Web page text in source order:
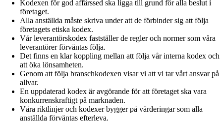
Kodexen för god affärssed ska ligga till grund för alla beslut i
företaget.
Alla anställda måste skriva under att de förbinder sig att följa
företagets etiska kodex.
Vår leverantörskodex fastställer de regler och normer som våra
leverantörer förväntas följa.
Det finns en klar koppling mellan att följa vår interna kodex och
att öka lönsamheten.
Genom att följa branschkodexen visar vi att vi tar vårt ansvar på
allvar.
En uppdaterad kodex är avgörande för att företaget ska vara
konkurrenskraftigt på marknaden.
Våra riktlinjer och kodexer bygger på värderingar som alla
anställda förväntas efterleva.